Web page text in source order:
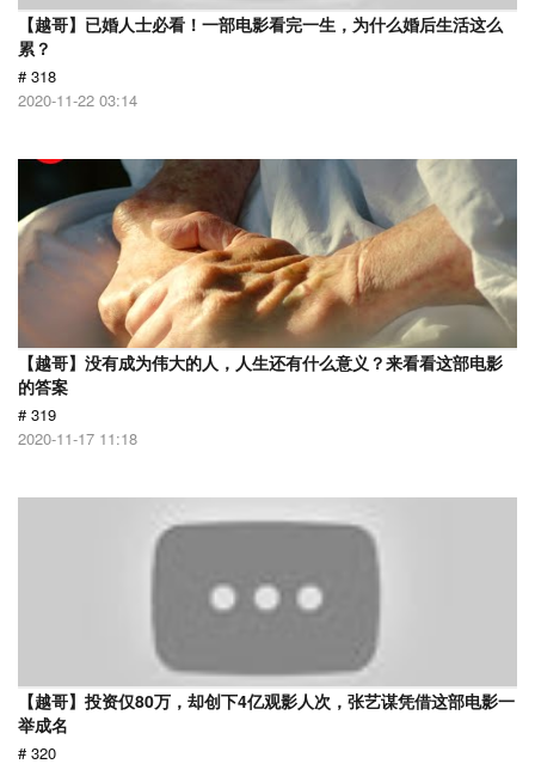
【越哥】已婚人士必看！一部电影看完一生，为什么婚后生活这么
累？
# 318
2020-11-22 03:14
【越哥】没有成为伟大的人，人生还有什么意义？来看看这部电影
的答案
# 319
2020-11-17 11:18
【越哥】投资仅80万，却创下4亿观影人次，张艺谋凭借这部电影一
举成名
# 320